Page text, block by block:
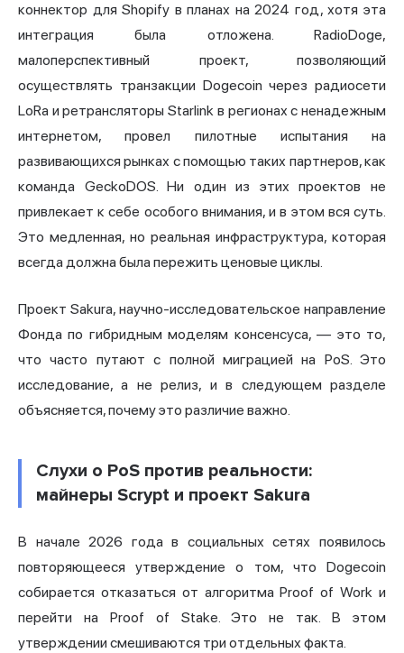
коннектор для Shopify в планах на 2024 год, хотя эта
интеграция была отложена. RadioDoge,
малоперспективный проект, позволяющий
осуществлять транзакции Dogecoin через радиосети
LoRa и ретрансляторы Starlink в регионах с ненадежным
интернетом, провел пилотные испытания на
развивающихся рынках с помощью таких партнеров, как
команда GeckoDOS. Ни один из этих проектов не
привлекает к себе особого внимания, и в этом вся суть.
Это медленная, но реальная инфраструктура, которая
всегда должна была пережить ценовые циклы.
Проект Sakura, научно-исследовательское направление
Фонда по гибридным моделям консенсуса, — это то,
что часто путают с полной миграцией на PoS. Это
исследование, а не релиз, и в следующем разделе
объясняется, почему это различие важно.
Слухи о PoS против реальности:
майнеры Scrypt и проект Sakura
В начале 2026 года в социальных сетях появилось
повторяющееся утверждение о том, что Dogecoin
собирается отказаться от алгоритма Proof of Work и
перейти на Proof of Stake. Это не так. В этом
утверждении смешиваются три отдельных факта.